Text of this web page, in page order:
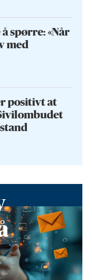
spørre: «Når
med
positivt at